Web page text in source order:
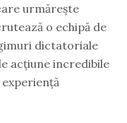
urmărește
o echipă de
dictatoriale
acțiune incredibile